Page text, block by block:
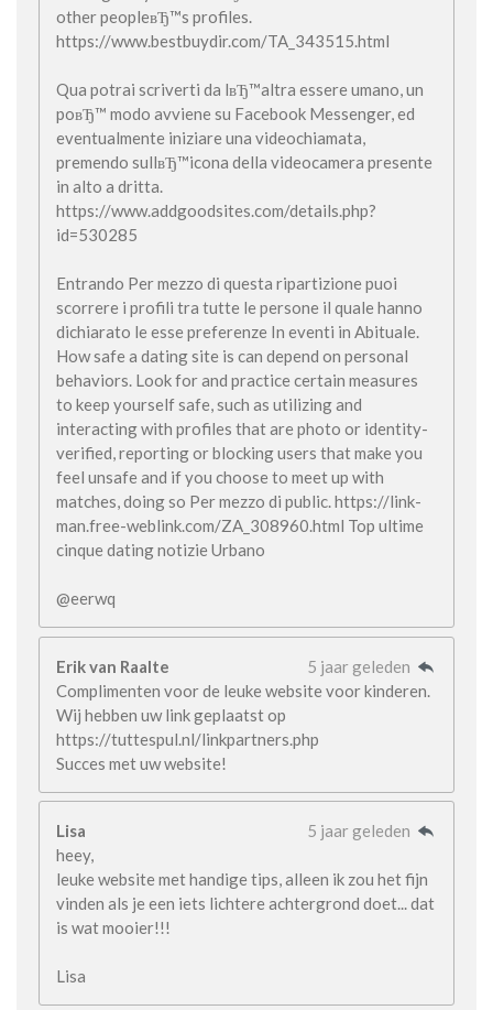
other peopleвЂ™s profiles.
https://www.bestbuydir.com/TA_343515.html
Qua potrai scriverti da lвЂ™altra essere umano, un
poвЂ™ modo avviene su Facebook Messenger, ed
eventualmente iniziare una videochiamata,
premendo sullвЂ™icona della videocamera presente
in alto a dritta.
https://www.addgoodsites.com/details.php?
id=530285
Entrando Per mezzo di questa ripartizione puoi
scorrere i profili tra tutte le persone il quale hanno
dichiarato le esse preferenze In eventi in Abituale.
How safe a dating site is can depend on personal
behaviors. Look for and practice certain measures
to keep yourself safe, such as utilizing and
interacting with profiles that are photo or identity-
verified, reporting or blocking users that make you
feel unsafe and if you choose to meet up with
matches, doing so Per mezzo di public. https://link-
man.free-weblink.com/ZA_308960.html Top ultime
cinque dating notizie Urbano
@eerwq
Erik van Raalte
5 jaar geleden
Complimenten voor de leuke website voor kinderen.
Wij hebben uw link geplaatst op
https://tuttespul.nl/linkpartners.php
Succes met uw website!
Lisa
5 jaar geleden
heey,
leuke website met handige tips, alleen ik zou het fijn
vinden als je een iets lichtere achtergrond doet... dat
is wat mooier!!!
Lisa